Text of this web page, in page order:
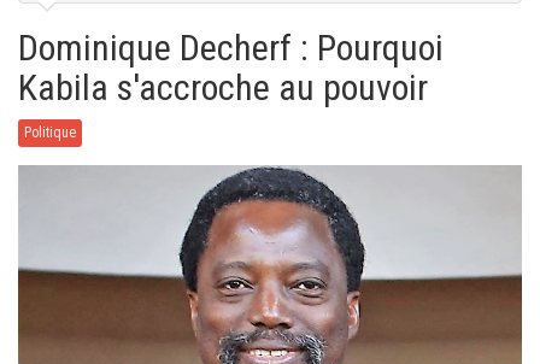
Dominique Decherf : Pourquoi
Kabila s'accroche au pouvoir
Politique